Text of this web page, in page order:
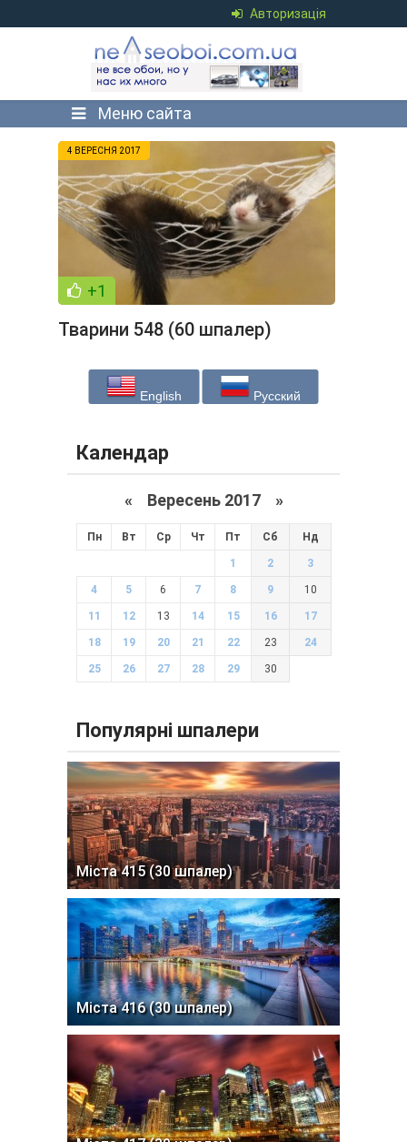
Авторизація
Меню сайта
4 ВЕРЕСНЯ 2017
+1
Тварини 548 (60 шпалер)
English Русский
Календар
« Вересень 2017 »
Пн Вт Ср Чт Пт Сб Нд
1 2 3
4 5 6 7 8 9 10
11 12 13 14 15 16 17
18 19 20 21 22 23 24
25 26 27 28 29 30
Популярні шпалери
Міста 415 (30 шпалер)
Міста 416 (30 шпалер)